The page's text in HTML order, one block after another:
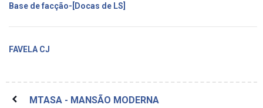
Base de facção-[Docas de LS]
FAVELA CJ
MTASA - MANSÃO MODERNA